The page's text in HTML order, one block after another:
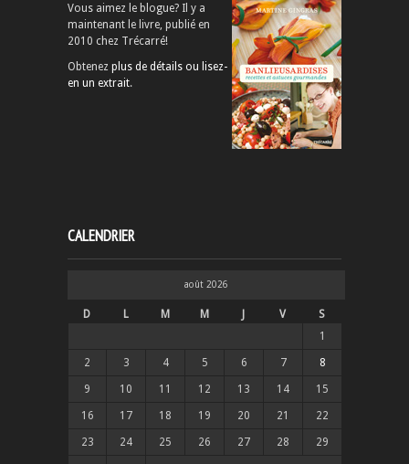
Vous aimez le blogue? Il y a
maintenant le livre, publié en
2010 chez Trécarré!
Obtenez plus de détails ou lisez-
en un extrait.
CALENDRIER
août 2026
D L M M J V
S
1
2 3 4 5 6 7 8
9 10 11 12 13 14 15
16 17 18 19 20 21 22
23 24 25 26 27 28 29